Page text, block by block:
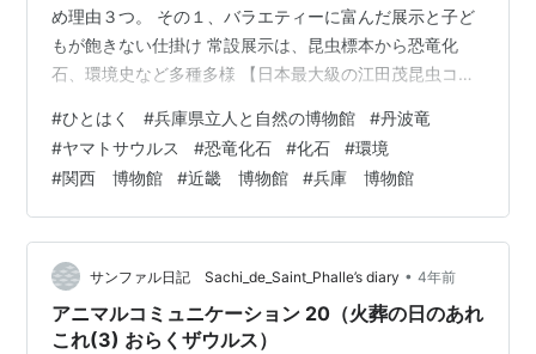
め理由３つ。 その１、バラエティーに富んだ展示と子ど
もが飽きない仕掛け 常設展示は、昆虫標本から恐竜化
石、環境史など多種多様 【日本最大級の江田茂昆虫コレ
ジオラマに興味津々】 【人と自然ゾーンで環境問題を考
える】 【兵庫の恐竜化石】 【化石工房を経て水生生物の
世界ゾーンで魚の社会を知る】 【常設展示の最後は、地
球の中身とラフレシア標本】 【企画展】六甲山のキノコ
展で国内絶滅種とされていたタヌキノショクダイを見学
【ひとはくサロンで巨大昆虫模…
#ひとはく #兵庫県立人と自然の博物館 #丹波竜
#ヤマトサウルス #恐竜化石 #化石 #環境
#関西 博物館 #近畿 博物館 #兵庫 博物館
サンファル日記 Sachi_de_Saint_Phalle’s diary • 4年前
アニマルコミュニケーション 20（火葬の日のあれ
これ(3) おらくザウルス）